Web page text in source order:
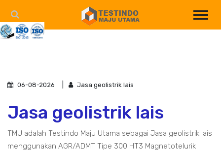
06-08-2026 Jasa geolistrik lais
Jasa geolistrik lais
TMU adalah Testindo Maju Utama sebagai Jasa geolistrik lais
menggunakan AGR/ADMT Tipe 300 HT3 Magnetotelurik